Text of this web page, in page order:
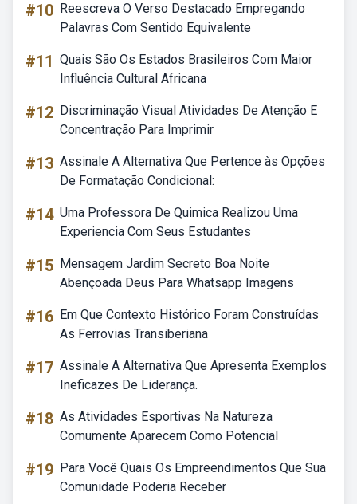
#10 Reescreva O Verso Destacado Empregando
Palavras Com Sentido Equivalente
#11 Quais São Os Estados Brasileiros Com Maior
Influência Cultural Africana
#12 Discriminação Visual Atividades De Atenção E
Concentração Para Imprimir
#13 Assinale A Alternativa Que Pertence às Opções
De Formatação Condicional:
#14 Uma Professora De Quimica Realizou Uma
Experiencia Com Seus Estudantes
#15 Mensagem Jardim Secreto Boa Noite
Abençoada Deus Para Whatsapp Imagens
#16 Em Que Contexto Histórico Foram Construídas
As Ferrovias Transiberiana
#17 Assinale A Alternativa Que Apresenta Exemplos
Ineficazes De Liderança.
#18 As Atividades Esportivas Na Natureza
Comumente Aparecem Como Potencial
#19 Para Você Quais Os Empreendimentos Que Sua
Comunidade Poderia Receber